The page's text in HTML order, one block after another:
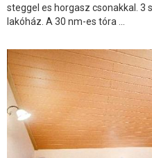
steggel es horgasz csonakkal. 3
lakóház. A 30 nm-es tóra ...